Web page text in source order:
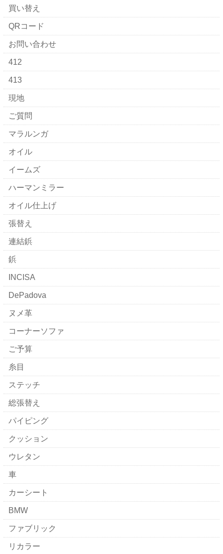
買い替え
QRコード
お問い合わせ
412
413
現地
ご質問
マラルンガ
オイル
イームズ
ハーマンミラー
オイル仕上げ
張替え
連結鋲
鋲
INCISA
DePadova
ヌメ革
コーナーソファ
ご予算
糸目
ステッチ
総張替え
パイピング
クッション
ウレタン
車
カーシート
BMW
ファブリック
リカラー